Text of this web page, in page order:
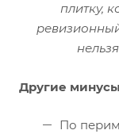
плитку,
Другие
По